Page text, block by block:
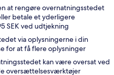
at rengøre overnatningsstedet
betale et yderligere
SEK ved udtjekning
via oplysningerne i din
for at få flere oplysninger
kan være oversat ved
oversættelsesværktøjer